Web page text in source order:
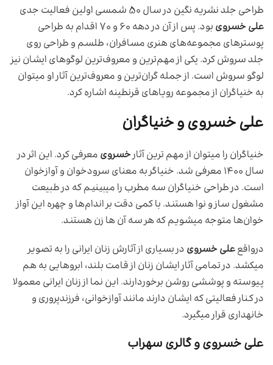
طراحی جلد نشریه نگین در سال ۵۰ شمسی اولین فعالیت جدی
علی خسروی
بود. پس از آن در دهه ۶۰ و ۷۰ اقدام به طراحی
پوستر‌های مجموعه‌های هنری مسافران، طلسم و طراحی روی
جلد سروش کرد. یکی از مهم‌ترین و معروف‌ترین لوگوهای ایشان نیز
لوگو سروش است. از جمله گران‌ترین و معروف‌ترین آثار او میتوان
به خنیاگران از مجموعه رویاهای قرنطینه اشاره کرد.
علی خسروی و خنیاگران
خنیاگران را میتوان از مهم ترین آثارخسرویمعرفی کرد. این اثر در
سال ۱۴۰۰ معرفی شد. خنیاگر به معنای سرود‌خوان و آواز‌خوان
است. در طراحی خنیاگران سه مطرب را میبینیم که در طبیعت
مشغول ساز و نوا هستند. با کمی دقت بر اندام‌ها و چهره این آواز
خوان‌ها متوجه میشویم که هر سه آن ها زن هستند.
درواقععلی خسرویدر بسیاری از آثارش زنان ایرانی را به تصویر
میکشد. در تمامی آثار ایشان زنان از قامت بلند، ابروهایی به هم
پیوسته و پوششی روشن برخوردارند. این نما از زنان ایرانی معمولا
در کنار فعالیتی که ایشان دارند مانند آوازخوانی، فرزندپروری و
خانهداری قرار میگیرد.
علی خسروی و گالری سهراب